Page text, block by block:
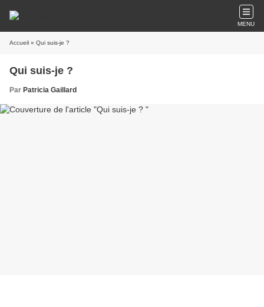
MENU
Accueil » Qui suis-je ?
Qui suis-je ?
Par Patricia Gaillard